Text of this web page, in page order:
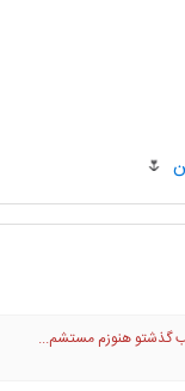
🌷
گذشتو هنوزم مستشم...